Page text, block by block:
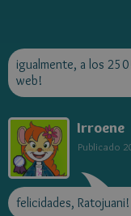
igualmente, a los
web!
Irroene
Publicado
felicidades, Ratojuani!